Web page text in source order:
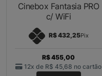
Cinebox Fantasia PRO
c/ WiFi
R$ 432,25Pix
R$ 455,00
12x de R$ 45,68 no cartão